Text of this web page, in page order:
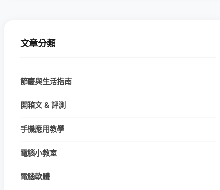
文章分類
節慶與生活指南
開箱文 & 評測
手機應用教學
電腦小教室
電腦軟體